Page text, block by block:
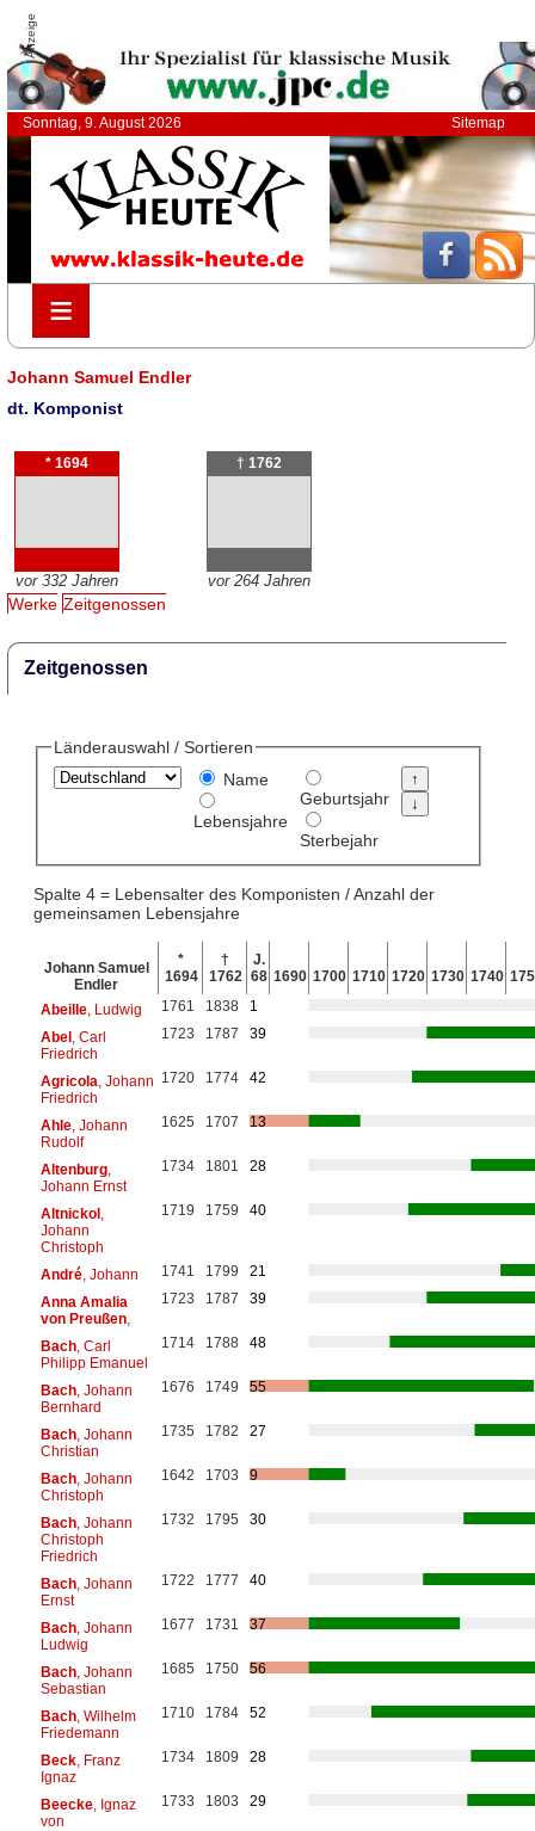
Anzeige
Sonntag, 9. August 2026 Sitemap
≡
≡
Johann Samuel Endler
dt. Komponist
* 1694
vor 332 Jahren
† 1762
vor 264 Jahren
Werke Zeitgenossen
Zeitgenossen
Länderauswahl / Sortieren
Name
Lebensjahre
Geburtsjahr
Sterbejahr
Spalte 4 = Lebensalter des Komponisten / Anzahl der
gemeinsamen Lebensjahre
Johann Samuel
Endler
*
1694
†
1762
J.
68 1690 1700 1710 1720 1730 1740
Abeille, Ludwig 1761 1838
1
Abel, Carl
Friedrich
1723 1787 39
Agricola , Johann
Friedrich
1720 1774 42
Ahle, Johann
Rudolf
1625 1707 13
Altenburg,
Johann Ernst
1734 1801 28
Altnickol,
Johann
Christoph
1719 1759 40
André, Johann 1741 1799
21
Anna Amalia
von Preußen,
1723 1787 39
Bach, Carl
Philipp Emanuel
1714 1788 48
Bach, Johann
Bernhard
1676 1749 55
Bach, Johann
Christian
1735 1782 27
Bach, Johann
Christoph
1642 1703 9
Bach, Johann
Christoph
Friedrich
1732 1795 30
Bach, Johann
Ernst
1722 1777 40
Bach, Johann
Ludwig
1677 1731 37
Bach, Johann
Sebastian
1685 1750 56
Bach, Wilhelm
Friedemann
1710 1784 52
Beck, Franz
Ignaz
1734 1809 28
Beecke, Ignaz
von
1733 1803 29